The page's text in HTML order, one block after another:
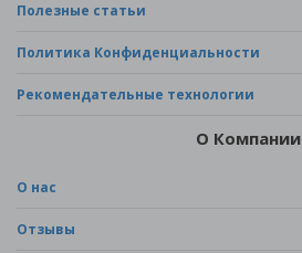
Полезные статьи
Политика Конфиденциальности
Рекомендательные технологии
О Компании
О нас
Отзывы